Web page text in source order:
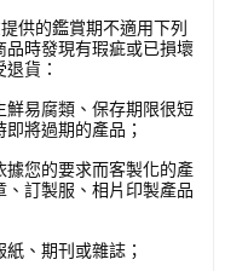
供的鑑賞期不適用下列
品時發現有瑕疵或已損壞
貨：
鮮易腐類、保存期限很短
將過期的產品；
據您的要求而客製化的產
、訂製服、相片印製產品
紙、期刊或雜誌；